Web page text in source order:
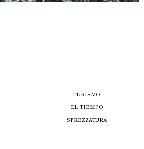
TURISMO
EL TIEMPO
SPREZZATURA